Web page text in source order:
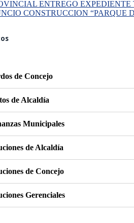
ENTREGO
CONSTRUCCION “PARQUE
de Concejo
de Alcaldía
Municipales
de Alcaldía
de Concejo
Gerenciales